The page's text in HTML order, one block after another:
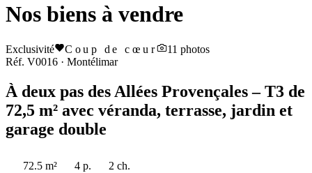
Nos biens à vendre
Exclusivité Coup de cœur 11 photos
Réf. V0016 · Montélimar
À deux pas des Allées Provençales – T3 de
72,5 m² avec véranda, terrasse, jardin et
garage double
72.5 m² 4 p.
2 ch.